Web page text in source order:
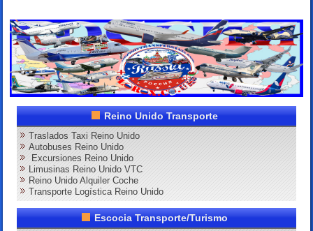
Reino Unido Transporte
Traslados Taxi Reino Unido
Autobuses Reino Unido
Excursiones Reino Unido
Limusinas Reino Unido VTC
Reino Unido Alquiler Coche
Transporte Logística Reino Unido
Escocia Transporte/Turismo